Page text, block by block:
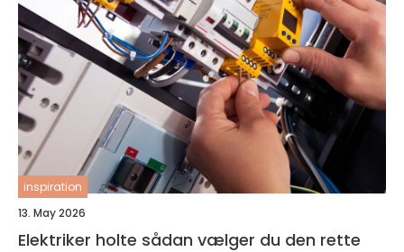
inspiration
13. May 2026
Elektriker holte sådan vælger du den rette